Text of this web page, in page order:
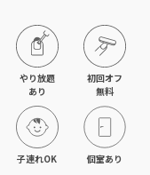
やり放題
あり
初回オフ
無料
子連れOK 個室あり